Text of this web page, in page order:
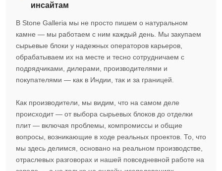
инсайтам
В Stone Galleria мы не просто пишем о натуральном
камне — мы работаем с ним каждый день. Мы закупаем
сырьевые блоки у надежных операторов карьеров,
обрабатываем их на месте и тесно сотрудничаем с
подрядчиками, дилерами, производителями и
покупателями — как в Индии, так и за границей.
Как производители, мы видим, что на самом деле
происходит — от выбора сырьевых блоков до отделки
плит — включая проблемы, компромиссы и общие
вопросы, возникающие в ходе реальных проектов. То, что
мы здесь делимся, основано на реальном производстве,
отраслевых разговорах и нашей повседневной работе на